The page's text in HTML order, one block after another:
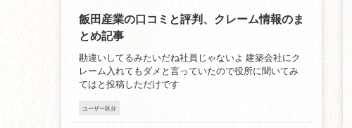
飯田産業の口コミと評判、クレーム情報のま
とめ記事
勘違いしてるみたいだね社員じゃないよ 建築会社にク
レーム入れてもダメと言っていたので役所に聞いてみ
てはと投稿しただけです
ユーザー区分